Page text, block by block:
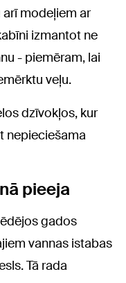
modeļiem ar
izmantot ne
- piemēram, lai
veļu.
dzīvokļos, kur
nepieciešama
pieeja
gados
vannas istabas
Tā rada